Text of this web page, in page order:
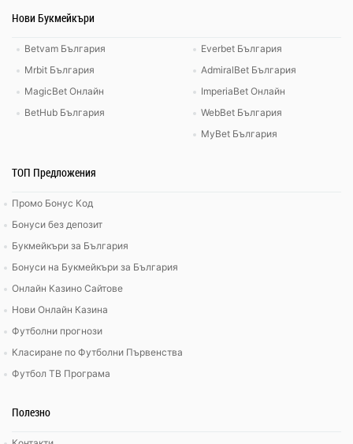
Нови Букмейкъри
Betvam България
Mrbit България
MagicBet Онлайн
BetHub България
Everbet България
AdmiralBet България
ImperiaBet Онлайн
WebBet България
MyBet България
ТОП Предложения
Промо Бонус Код
Бонуси без депозит
Букмейкъри за България
Бонуси на Букмейкъри за България
Онлайн Казино Сайтове
Нови Онлайн Казина
Футболни прогнози
Класиране по Футболни Първенства
Футбол ТВ Програма
Полезно